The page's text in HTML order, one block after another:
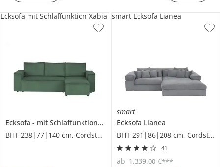
Ecksofa mit Schlaffunktion
Xabia
BHT 238|77|140 cm, Cordstoff
Ecksofa mit Schlaffunktion Xabia
smart
Ecksofa Lianea
BHT 291|86|208 cm, Cordstoff
41
ab 1.339,00 €***
smart Ecksofa Lianea